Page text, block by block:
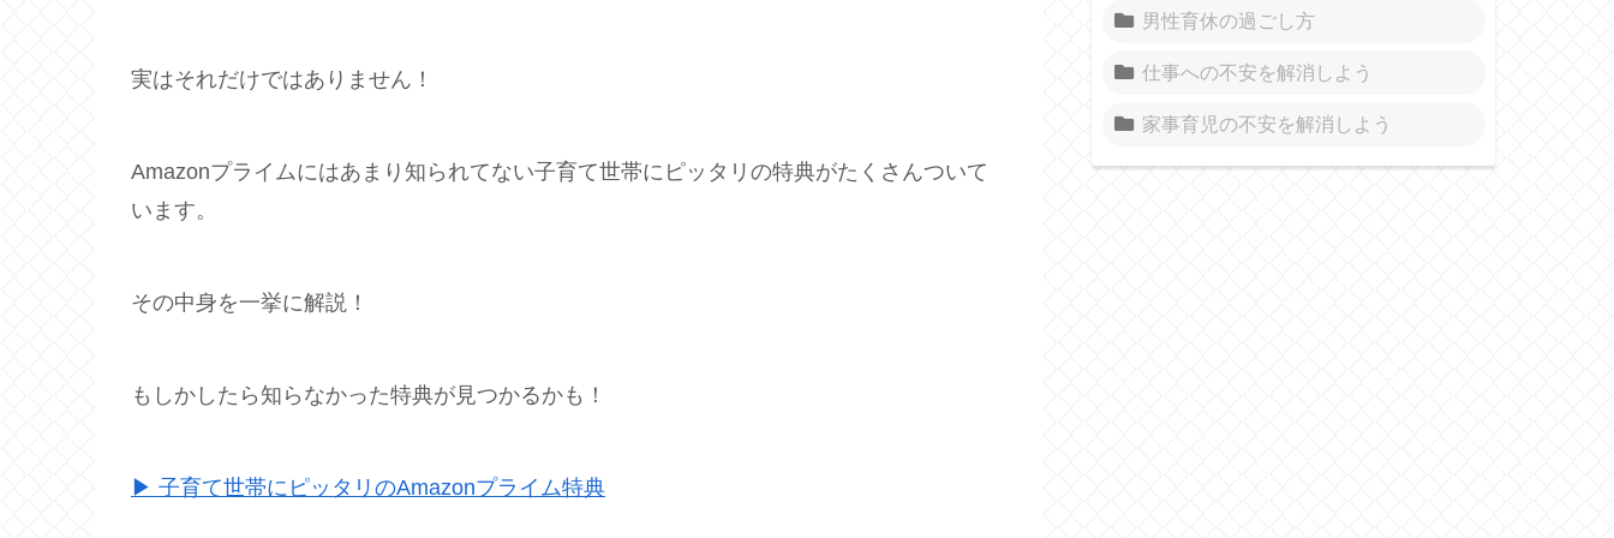
実はそれだけではありません！
Amazonプライムにはあまり知られてない子育て世帯にピッタリの特典がたくさんついて
います。
その中身を一挙に解説！
もしかしたら知らなかった特典が見つかるかも！
▶ 子育て世帯にピッタリのAmazonプライム特典
男性育休の過ごし方
仕事への不安を解消しよう
家事育児の不安を解消しよう